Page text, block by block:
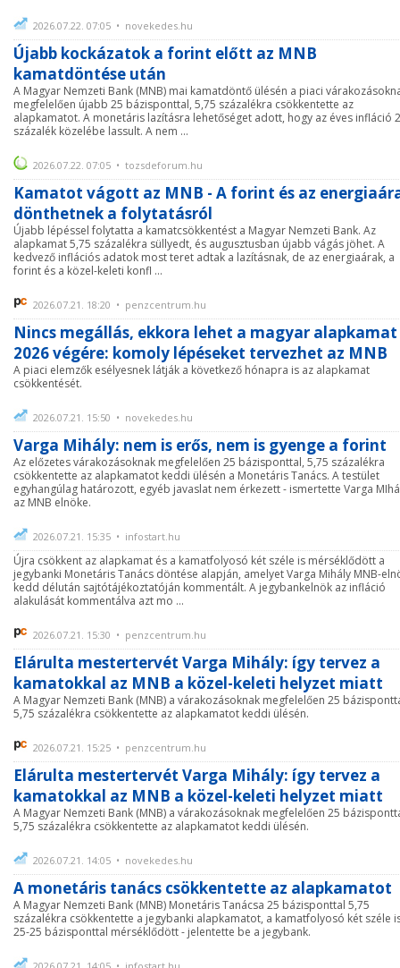
2026.07.22. 07:05 • novekedes.hu
Újabb kockázatok a forint előtt az MNB
kamatdöntése után
A Magyar Nemzeti Bank (MNB) mai kamatdöntő ülésén a piaci
megfelelően újabb 25 bázisponttal, 5,75 százalékra csökkentette az
alapkamatot. A monetáris lazításra lehetőséget adott, hogy az éves infláció 2
százalék közelébe lassult. A nem ...
2026.07.22. 07:05 • tozsdeforum.hu
Kamatot vágott az MNB - A forint és az
dönthetnek a folytatásról
Újabb lépéssel folytatta a kamatcsökkentést a Magyar Nemzeti Bank. Az
alapkamat 5,75 százalékra süllyedt, és augusztusban újabb vágás jöhet. A
kedvező inflációs adatok most teret adtak a lazításnak, de az energiaárak, a
forint és a közel-keleti konfl ...
2026.07.21. 18:20 • penzcentrum.hu
Nincs megállás, ekkora lehet a magyar alapkamat
2026 végére: komoly lépéseket tervezhet az MNB
A piaci elemzők esélyesnek látják a következő hónapra is az alapkamat
csökkentését.
2026.07.21. 15:50 • novekedes.hu
Varga Mihály: nem is erős, nem is gyenge a forint
Az előzetes várakozásoknak megfelelően 25 bázisponttal, 5,75 százalékra
csökkentette az alapkamatot keddi ülésén a Monetáris Tanács. A testület
egyhangúlag határozott, egyéb javaslat nem érkezett - ismertette Varga
az MNB elnöke.
2026.07.21. 15:35 • infostart.hu
Újra csökkent az alapkamat és a kamatfolyosó két széle is mérséklődött a
jegybanki Monetáris Tanács döntése alapján, amelyet Varga Mihály MNB-
kedd délután sajtótájékoztatóján kommentált. A jegybankelnök az infláció
alakulását kommentálva azt mo ...
2026.07.21. 15:30 • penzcentrum.hu
Elárulta mestertervét Varga Mihály: így tervez a
kamatokkal az MNB a közel-keleti helyzet miatt
A Magyar Nemzeti Bank (MNB) a várakozásoknak megfelelően 25
5,75 százalékra csökkentette az alapkamatot keddi ülésén.
2026.07.21. 15:25 • penzcentrum.hu
Elárulta mestertervét Varga Mihály: így tervez a
kamatokkal az MNB a közel-keleti helyzet miatt
A Magyar Nemzeti Bank (MNB) a várakozásoknak megfelelően 25
5,75 százalékra csökkentette az alapkamatot keddi ülésén.
2026.07.21. 14:05 • novekedes.hu
A monetáris tanács csökkentette az alapkamatot
A Magyar Nemzeti Bank (MNB) Monetáris Tanácsa 25 bázisponttal 5,75
százalékra csökkentette a jegybanki alapkamatot, a kamatfolyosó két széle
25-25 bázisponttal mérséklődött - jelentette be a jegybank.